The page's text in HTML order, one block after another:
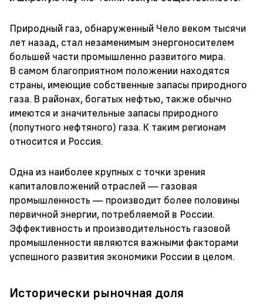
Природный газ, обнаруженный Чело веком тысячи
лет назад, стал незаменимым энергоносителем
большей части промышленно развитого мира.
В самом благоприятном положении находятся
страны, имеющие собственные запасы природного
газа. В районах, богатых нефтью, также обычно
имеются и значительные запасы природного
(попутного нефтяного) газа. К таким регионам
относится и Россия.
Одна из наиболее крупных с точки зрения
капиталовложений отраслей — газовая
промышленность — производит более половины
первичной энергии, потребляемой в России.
Эффективность и производительность газовой
промышленности являются важными факторами
успешного развития экономики России в целом.
Исторически рыночная доля